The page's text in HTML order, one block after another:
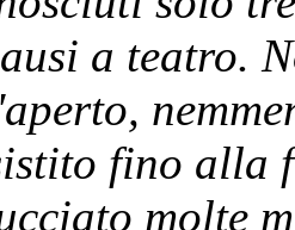
a teatro.
fino alla
molte